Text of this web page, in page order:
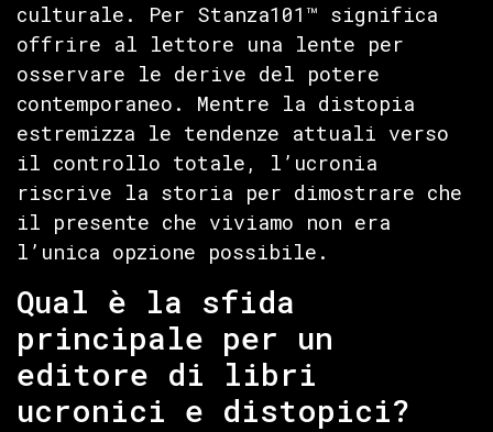
culturale. Per Stanza101™ significa
offrire al lettore una lente per
osservare le derive del potere
contemporaneo. Mentre la distopia
estremizza le tendenze attuali verso
il controllo totale, l’ucronia
riscrive la storia per dimostrare che
il presente che viviamo non era
l’unica opzione possibile.
Qual è la sfida
principale per un
editore di libri
ucronici e distopici?